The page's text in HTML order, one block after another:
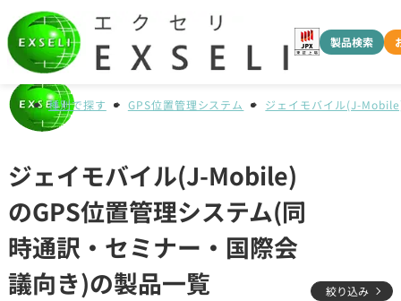
製品検索
種別で探す GPS位置管理システム ジェイモバイル(J-
ジェイモバイル(J-Mobile)
のGPS位置管理システム(同
時通訳・セミナー・国際会
議向き)の製品一覧
絞り込み